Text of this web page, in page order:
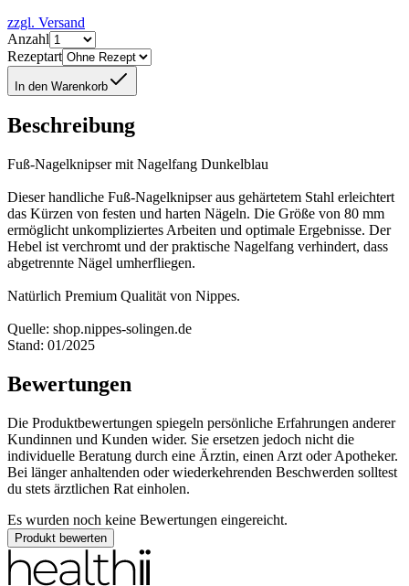
zzgl. Versand
Anzahl
Rezeptart
In den Warenkorb
Beschreibung
Fuß-Nagelknipser mit Nagelfang Dunkelblau
Dieser handliche Fuß-Nagelknipser aus gehärtetem Stahl erleichtert
das Kürzen von festen und harten Nägeln. Die Größe von 80 mm
ermöglicht unkompliziertes Arbeiten und optimale Ergebnisse. Der
Hebel ist verchromt und der praktische Nagelfang verhindert, dass
abgetrennte Nägel umherfliegen.
Natürlich Premium Qualität von Nippes.
Quelle: shop.nippes-solingen.de
Stand: 01/2025
Bewertungen
Die Produktbewertungen spiegeln persönliche Erfahrungen anderer
Kundinnen und Kunden wider. Sie ersetzen jedoch nicht die
individuelle Beratung durch eine Ärztin, einen Arzt oder Apotheker.
Bei länger anhaltenden oder wiederkehrenden Beschwerden solltest
du stets ärztlichen Rat einholen.
Es wurden noch keine Bewertungen eingereicht.
Produkt bewerten